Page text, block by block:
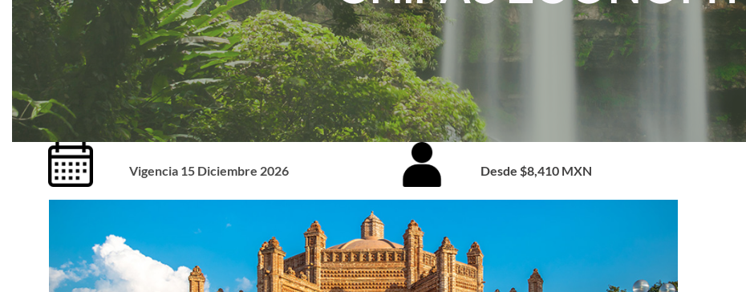
Vigencia 15 Diciembre 2026 Desde $8,410 MXN